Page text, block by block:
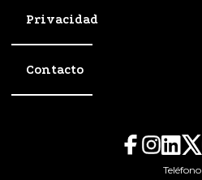
Privacidad
Contacto
Teléfono